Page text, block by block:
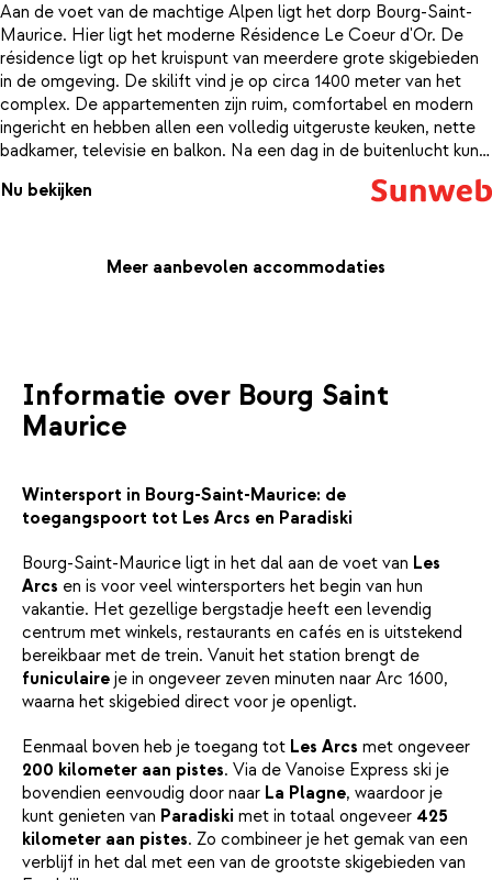
Aan de voet van de machtige Alpen ligt het dorp Bourg-Saint-
Maurice. Hier ligt het moderne Résidence Le Coeur d'Or. De
résidence ligt op het kruispunt van meerdere grote skigebieden
in de omgeving. De skilift vind je op circa 1400 meter van het
complex. De appartementen zijn ruim, comfortabel en modern
ingericht en hebben allen een volledig uitgeruste keuken, nette
badkamer, televisie en balkon. Na een dag in de buitenlucht kun
je je even fijn terugtrekken in het wellness gedeelte van de
résidence. Hier dompel je jezelf onder in de sauna, stoombad of
mee naar boven te slepen.
Nu bekijken
Meer aanbevolen accommodaties
Informatie over Bourg Saint
Maurice
Wintersport in Bourg-Saint-Maurice: de
toegangspoort tot Les Arcs en Paradiski
Bourg-Saint-Maurice ligt in het dal aan de voet van Les
Arcs en is voor veel wintersporters het begin van hun
vakantie. Het gezellige bergstadje heeft een levendig
centrum met winkels, restaurants en cafés en is uitstekend
bereikbaar met de trein. Vanuit het station brengt de
funiculaire je in ongeveer zeven minuten naar Arc 1600,
waarna het skigebied direct voor je openligt.
Eenmaal boven heb je toegang tot Les Arcs met ongeveer
200 kilometer aan pistes. Via de Vanoise Express ski je
bovendien eenvoudig door naar La Plagne, waardoor je
kunt genieten van Paradiski met in totaal ongeveer 425
kilometer aan pistes. Zo combineer je het gemak van een
verblijf in het dal met een van de grootste skigebieden van